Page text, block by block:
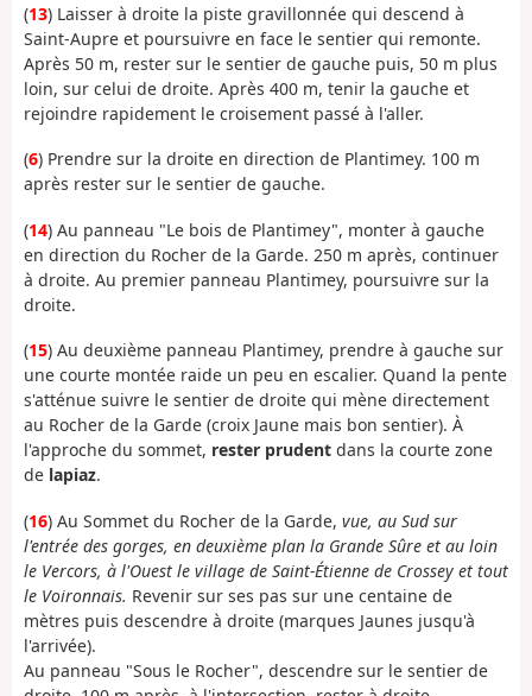
(13) Laisser à droite la piste gravillonnée qui descend à
Saint-Aupre et poursuivre en face le sentier qui remonte.
Après 50 m, rester sur le sentier de gauche puis, 50 m plus
loin, sur celui de droite. Après 400 m, tenir la gauche et
rejoindre rapidement le croisement passé à l'aller.
(6) Prendre sur la droite en direction de Plantimey. 100 m
après rester sur le sentier de gauche.
(14) Au panneau "Le bois de Plantimey", monter à gauche
en direction du Rocher de la Garde. 250 m après, continuer
à droite. Au premier panneau Plantimey, poursuivre sur la
droite.
(15) Au deuxième panneau Plantimey, prendre à gauche sur
une courte montée raide un peu en escalier. Quand la pente
s'atténue suivre le sentier de droite qui mène directement
au Rocher de la Garde (croix Jaune mais bon sentier). À
l'approche du sommet, rester prudent dans la courte zone
de lapiaz.
(16) Au Sommet du Rocher de la Garde, vue, au Sud sur
l'entrée des gorges, en deuxième plan la Grande Sûre et au loin
le Vercors, à l'Ouest le village de Saint-Étienne de Crossey et tout
le Voironnais. Revenir sur ses pas sur une centaine de
mètres puis descendre à droite (marques Jaunes jusqu'à
l'arrivée).
Au panneau "Sous le Rocher", descendre sur le sentier de